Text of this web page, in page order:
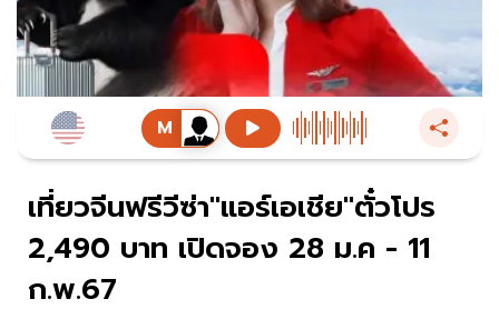
เที่ยวจีนฟรีวีซ่า"แอร์เอเชีย"ตั๋วโปร
2,490 บาท เปิดจอง 28 ม.ค - 11
ก.พ.67